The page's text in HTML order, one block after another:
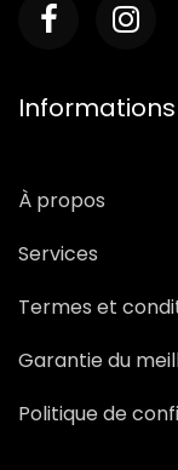
Informations
À propos
Services
Termes et
Garantie du
Politique de